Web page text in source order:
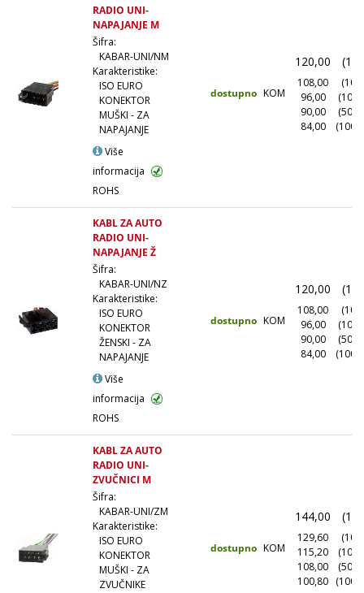
RADIO UNI-
NAPAJANJE M
Šifra:
KABAR-UNI/NM
Karakteristike:
ISO EURO
KONEKTOR
MUŠKI - ZA
NAPAJANJE
Više
informacija
ROHS
dostupno KOM
120,00 (1+)
108,00
(10+)
96,00
90,00
84,00
KABL ZA AUTO
RADIO UNI-
NAPAJANJE Ž
Šifra:
KABAR-UNI/NZ
Karakteristike:
ISO EURO
KONEKTOR
ŽENSKI - ZA
NAPAJANJE
Više
informacija
ROHS
dostupno KOM
120,00 (1+)
108,00
(10+)
96,00
90,00
84,00
KABL ZA AUTO
RADIO UNI-
ZVUČNICI M
Šifra:
KABAR-UNI/ZM
Karakteristike:
ISO EURO
KONEKTOR
MUŠKI - ZA
ZVUČNIKE
dostupno KOM
144,00 (1+)
129,60
(10+)
115,20
108,00
100,80